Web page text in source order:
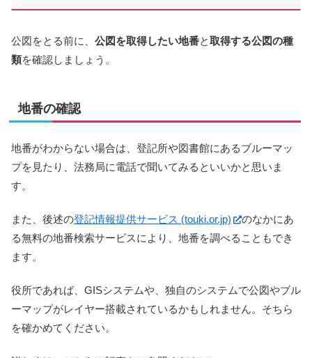
公図をとる前に、 公図を取得したい地番と取得する公図の種
類を確認しましょう。
地番の確認
地番がわからない場合は、登記所や図書館にあるブルーマッ
プを見たり、法務局に電話で聞いてみるといいかと思いま
す。
また、後述の登記情報提供サービス (touki.or.jp)
のなかにあ
る無料の地番検索サービスにより、地番を調べることもでき
ます。
役所であれば、GISシステムや、独自のシステムで公図やブル
ーマップがレイヤー搭載されているかもしれません。そちら
を確かめてください。